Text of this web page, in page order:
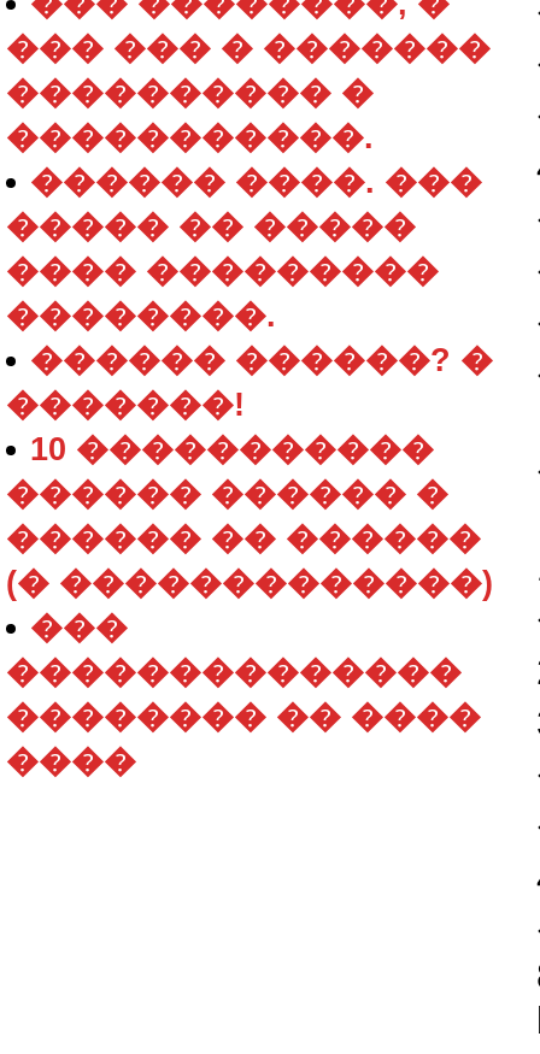
��� ��� � �������
���������� �
�����������.
������ ����. ���
����� �� �����
���� ���������
��������.
������ ������? �
�������!
10 �����������
������ ������ �
������ �� ������
(� �������������)
���
��������������
�������� �� ����
����